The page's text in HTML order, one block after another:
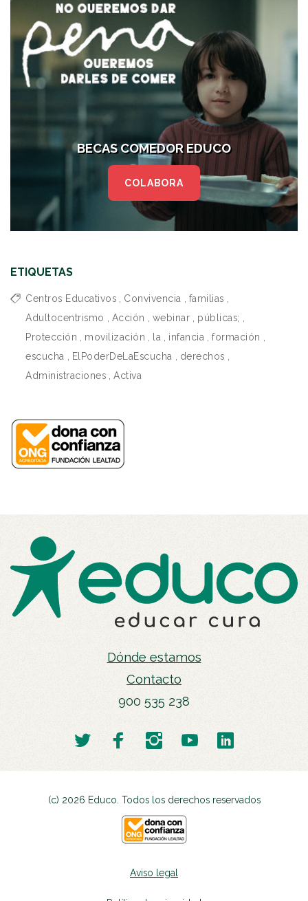
BECAS COMEDOR EDUCO
COLABORA
ETIQUETAS
Centros Educativos Convivencia familias
Adultocentrismo
Acción webinar públicas;
Protección
movilización la infancia formación
escucha
ElPoderDeLaEscucha derechos
Administraciones
Activa
Dónde estamos
Contacto
900 535 238
(c) 2026 Educo. Todos los derechos reservados
Aviso legal